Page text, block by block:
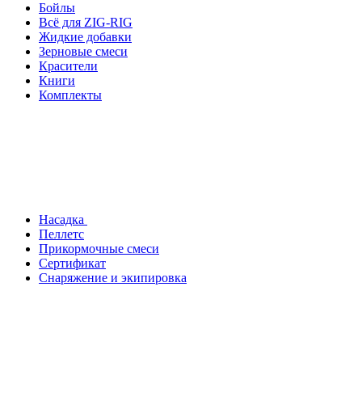
Бойлы
Всё для ZIG-RIG
Жидкие добавки
Зерновые смеси
Красители
Книги
Комплекты
Насадка
Пеллетс
Прикормочные смеси
Сертификат
Снаряжение и экипировка